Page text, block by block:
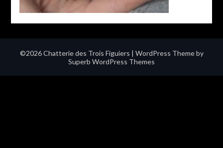
©2026 Chatterie des Trois Figuiers | WordPress Theme by
Superb WordPress Themes